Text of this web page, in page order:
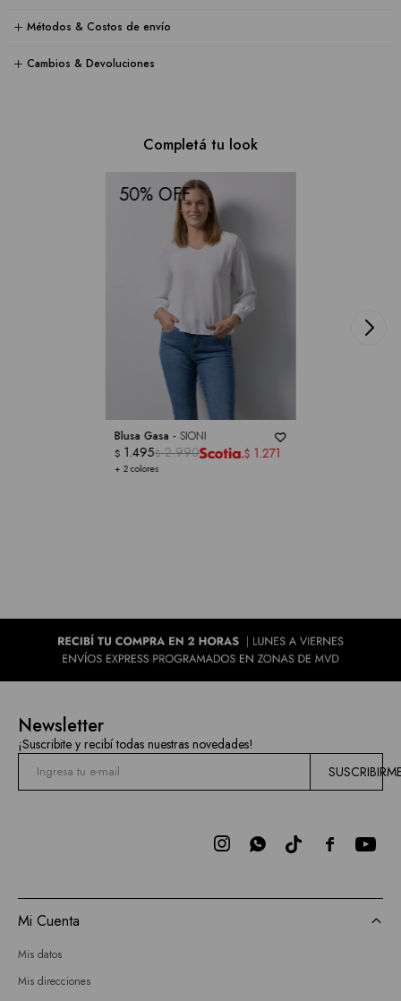
Métodos & Costos de envío
Cambios & Devoluciones
Completá tu look
50
Blusa Gasa - SIONI
+ 2 colores
$ 1.495$ 2.990 $ 1.271
Newsletter
¡Suscribite y recibí todas nuestras novedades!

 
Mi Cuenta
Mis datos
Mis direcciones